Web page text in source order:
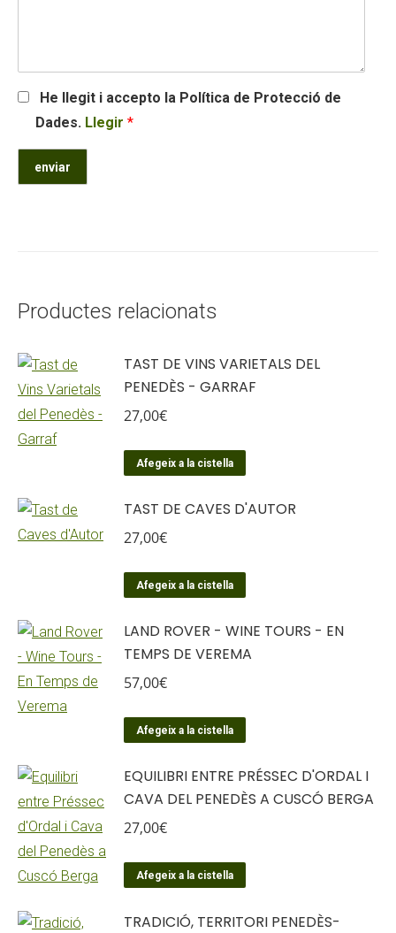
He llegit i accepto la Política de Protecció de
Dades. Llegir *
Productes relacionats
TAST DE VINS VARIETALS DEL
PENEDÈS - GARRAF
27,00€
Afegeix a la cistella
TAST DE CAVES D'AUTOR
27,00€
Afegeix a la cistella
LAND ROVER - WINE TOURS - EN
TEMPS DE VEREMA
57,00€
Afegeix a la cistella
EQUILIBRI ENTRE PRÉSSEC D'ORDAL I
CAVA DEL PENEDÈS A CUSCÓ BERGA
27,00€
Afegeix a la cistella
TRADICIÓ, TERRITORI PENEDÈS-